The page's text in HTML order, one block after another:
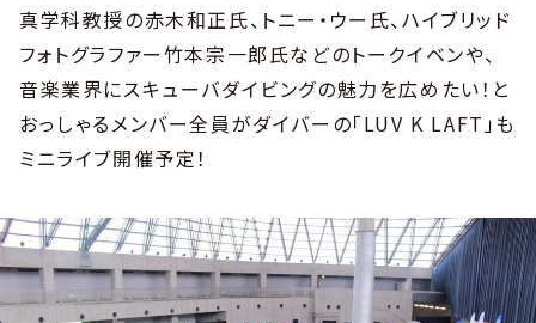
真学科教授の赤木和正氏、トニー・ウー氏、ハイブリッド
フォトグラファー竹本宗一郎氏などのトークイベンや、
音楽業界にスキューバダイビングの魅力を広めたい！と
おっしゃるメンバー全員がダイバーの「LUV K LAFT」も
ミニライブ開催予定！